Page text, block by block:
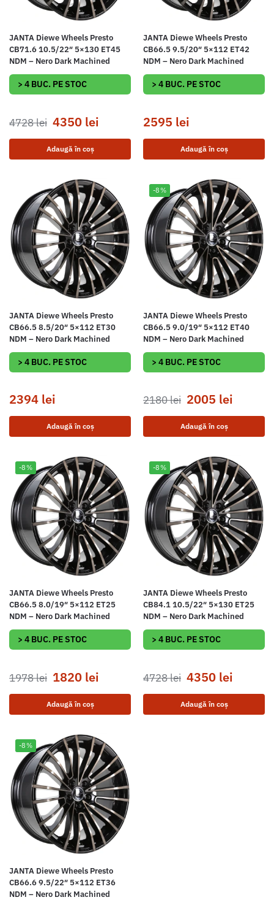
JANTA Diewe Wheels Presto
CB71.6 10.5/22″ 5×130 ET45
NDM – Nero Dark Machined
> 4 BUC. PE STOC
4728lei 4350 lei
Adaugă în coș
JANTA Diewe Wheels Presto
CB66.5 9.5/20″ 5×112 ET42
NDM – Nero Dark Machined
> 4 BUC. PE STOC
2595 lei
Adaugă în coș
JANTA Diewe Wheels Presto
CB66.5 8.5/20″ 5×112 ET30
NDM – Nero Dark Machined
> 4 BUC. PE STOC
2394 lei
Adaugă în coș
-8%
JANTA Diewe Wheels Presto
CB66.5 9.0/19″ 5×112 ET40
NDM – Nero Dark Machined
> 4 BUC. PE STOC
2180lei 2005 lei
Adaugă în coș
-8%
JANTA Diewe Wheels Presto
CB66.5 8.0/19″ 5×112 ET25
NDM – Nero Dark Machined
> 4 BUC. PE STOC
1978lei 1820 lei
Adaugă în coș
-8%
JANTA Diewe Wheels Presto
CB84.1 10.5/22″ 5×130 ET25
NDM – Nero Dark Machined
> 4 BUC. PE STOC
4728lei 4350 lei
Adaugă în coș
-8%
JANTA Diewe Wheels Presto
CB66.6 9.5/22″ 5×112 ET36
NDM – Nero Dark Machined